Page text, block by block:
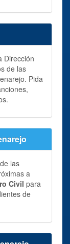
Dirección
de las
Pida
las
a
Civil para
de